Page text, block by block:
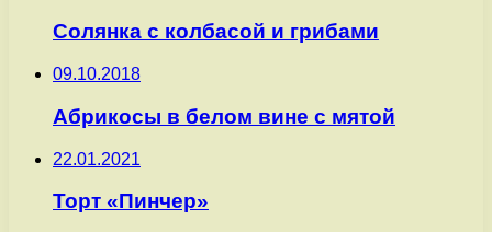
Солянка с колбасой и грибами
09.10.2018
Абрикосы в белом вине с мятой
22.01.2021
Торт «Пинчер»